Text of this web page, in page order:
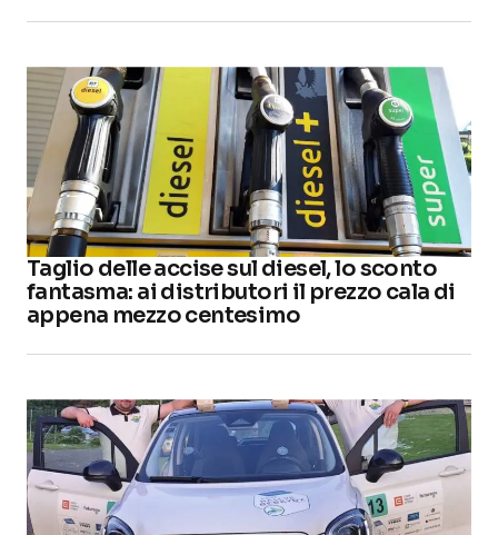
Taglio delle accise sul diesel, lo sconto
fantasma: ai distributori il prezzo cala di
appena mezzo centesimo